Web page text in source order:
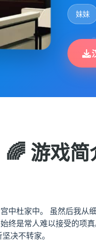
妹妹
🌈 游戏简
中杜家中。 虽然后我
终是常人难以接受的
决不转家。